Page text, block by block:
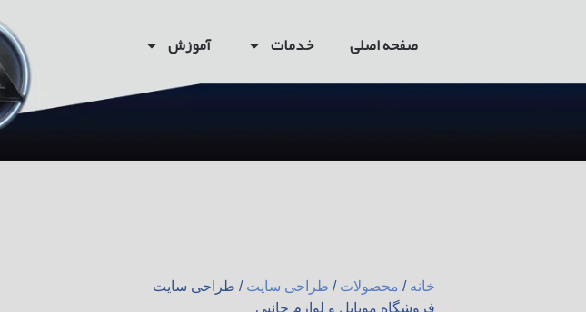
صفحه اصلی خدمات آموزش
خانه / محصولات / طراحی سایت / طراحی سایت
فروشگاه موبایل و لوازم جانبی